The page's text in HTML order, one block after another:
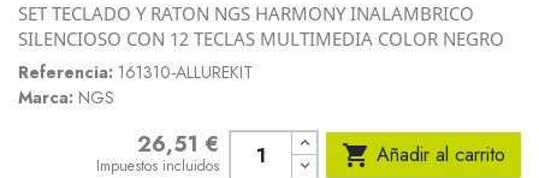
SET TECLADO Y RATON NGS HARMONY INALAMBRICO
SILENCIOSO CON 12 TECLAS MULTIMEDIA COLOR NEGRO
Referencia: 161310-ALLUREKIT
Marca: NGS
Precio26,51 €
Impuestos incluidos  Añadir al carrito